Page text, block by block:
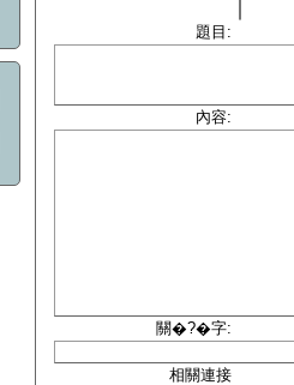
題目:
內容:
關�?�字:
相關連接